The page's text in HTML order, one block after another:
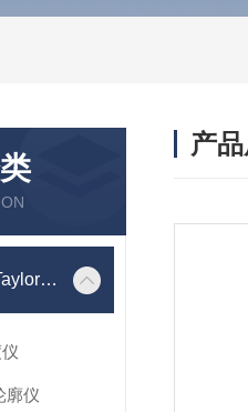
英国泰勒霍普森 Taylor Hobson
廓仪
产